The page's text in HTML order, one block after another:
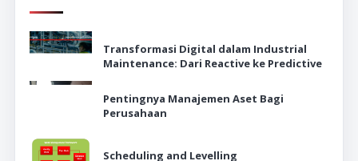
Transformasi Digital dalam Industrial
Maintenance: Dari Reactive ke Predictive
Pentingnya Manajemen Aset Bagi
Perusahaan
Scheduling and Levelling